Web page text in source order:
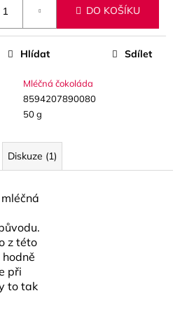
DO KOŠÍKU
Mléčná čokoláda
8594207890080
50 g
Hlídat Sdílet
Diskuze (1)
z této
při
to tak